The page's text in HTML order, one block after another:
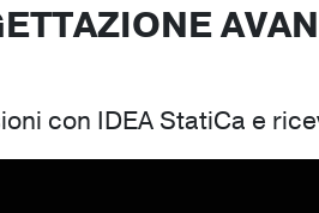
con IDEA StatiCa e